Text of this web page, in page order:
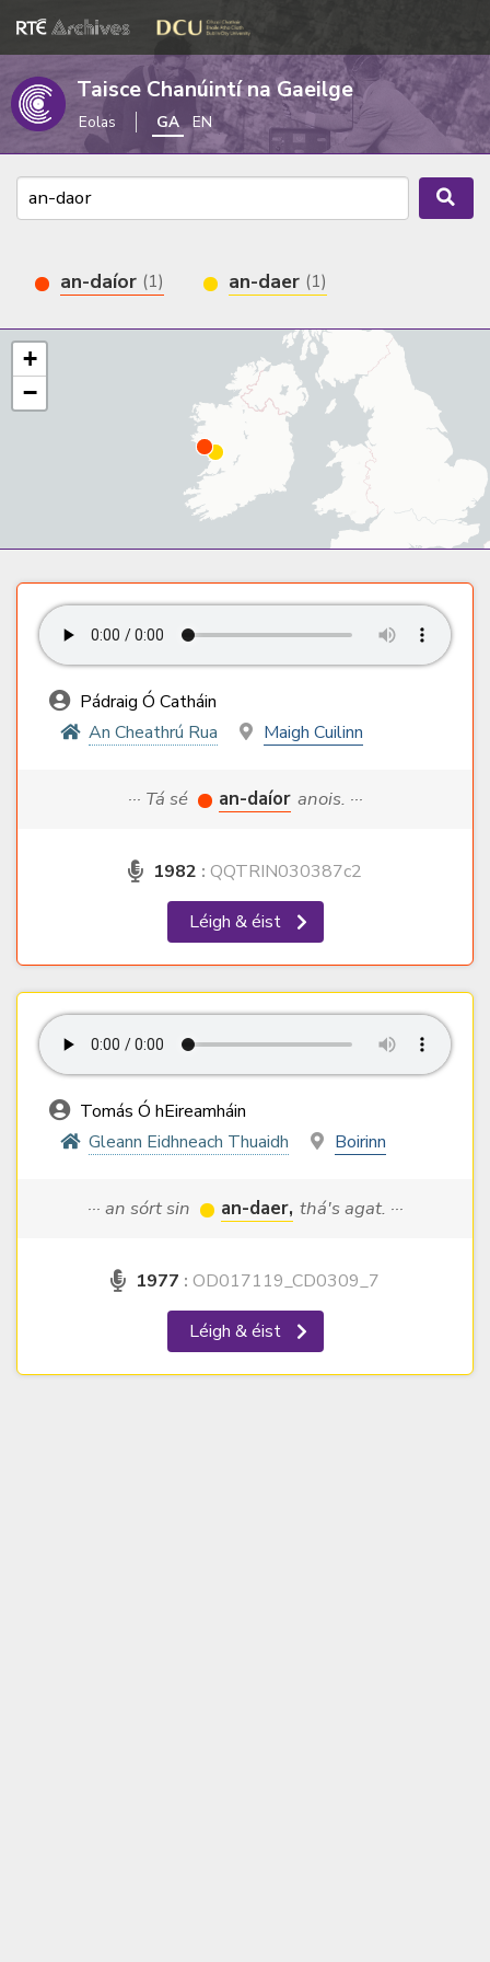
Taisce Chanúintí na Gaeilge
Eolas GA EN
an-daíor (1) an-daer (1)
+
−
Pádraig Ó Catháin
An Cheathrú Rua
Maigh Cuilinn
··· Tá sé an-daíor anois. ···
1982 : QQTRIN030387c2
Léigh & éist
Tomás Ó hEireamháin
Gleann Eidhneach Thuaidh
Boirinn
··· an sórt sin an-daer, thá's agat. ···
1977 : OD017119_CD0309_7
Léigh & éist